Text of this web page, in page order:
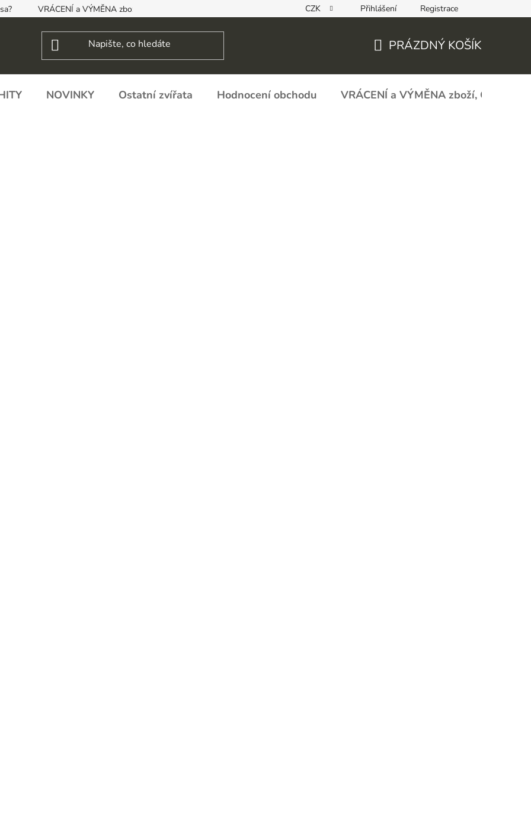
VRÁCENÍ a VÝMĚNA zboží, ODSTOUPENÍ OD SMLOUVY REKLAMAČNÍ FORMULÁŘ - zboží s vadou
CZK Přihlášení Registrace
KOŠÍK
PRÁZDNÝ KOŠÍK
NOVINKY Ostatní zvířata Hodnocení obchodu VRÁCENÍ a VÝMĚNA zboží,